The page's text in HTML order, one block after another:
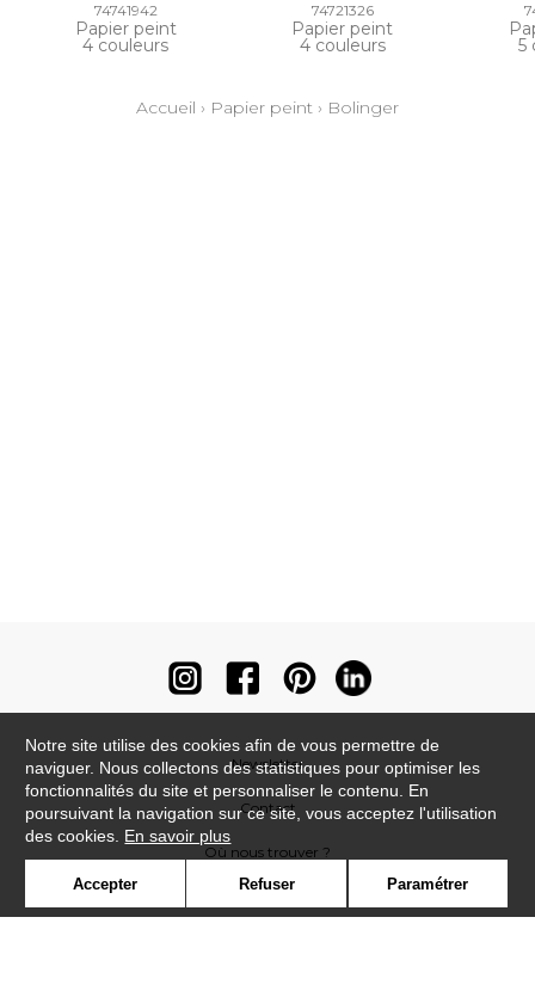
74741942
Papier peint
4 couleurs
74721326
Papier peint
4 couleurs 5
Accueil › Papier peint › Bolinger
Newsletter
Contact
Où nous trouver ?
Notre site utilise des cookies afin de vous permettre de
naviguer. Nous collectons des statistiques pour optimiser les
fonctionnalités du site et personnaliser le contenu. En
poursuivant la navigation sur ce site, vous acceptez l'utilisation
des cookies. En savoir plus
Accepter Refuser Paramétrer